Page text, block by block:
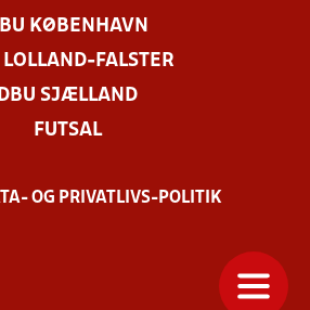
KØBENHAVN
LOLLAND-FALSTER
DBU SJÆLLAND
FUTSAL
OG PRIVATLIVS-POLITIK